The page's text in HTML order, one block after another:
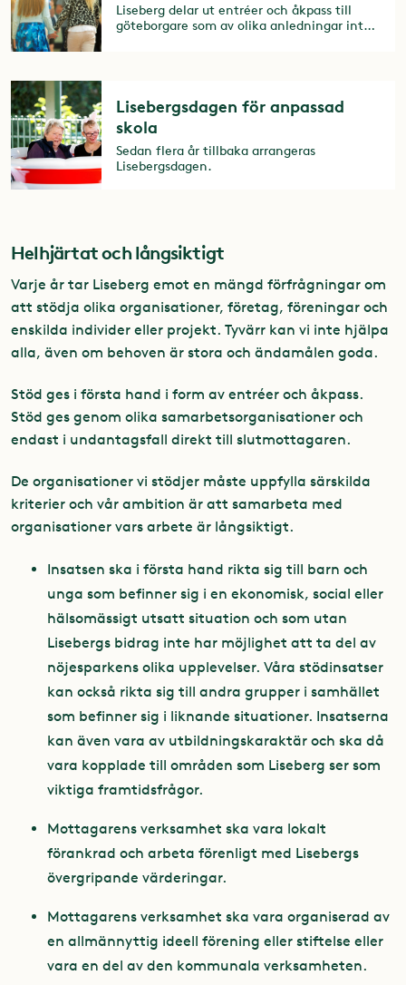
Liseberg delar ut entréer och åkpass till
göteborgare som av olika anledningar inte
Lisebergsdagen för anpassad
skola
Sedan flera år tillbaka arrangeras
Lisebergsdagen.
Helhjärtat och långsiktigt
Varje år tar Liseberg emot en mängd förfrågningar om
att stödja olika organisationer, företag, föreningar och
enskilda individer eller projekt. Tyvärr kan vi inte hjälpa
alla, även om behoven är stora och ändamålen goda.
Stöd ges i första hand i form av entréer och åkpass.
Stöd ges genom olika samarbetsorganisationer och
endast i undantagsfall direkt till slutmottagaren.
De organisationer vi stödjer måste uppfylla särskilda
kriterier och vår ambition är att samarbeta med
organisationer vars arbete är långsiktigt.
Insatsen ska i första hand rikta sig till barn och
unga som befinner sig i en ekonomisk, social eller
hälsomässigt utsatt situation och som utan
Lisebergs bidrag inte har möjlighet att ta del av
nöjesparkens olika upplevelser. Våra stödinsatser
kan också rikta sig till andra grupper i samhället
som befinner sig i liknande situationer. Insatserna
kan även vara av utbildningskaraktär och ska då
vara kopplade till områden som Liseberg ser som
viktiga framtidsfrågor.
Mottagarens verksamhet ska vara lokalt
förankrad och arbeta förenligt med Lisebergs
övergripande värderingar.
Mottagarens verksamhet ska vara organiserad av
en allmännyttig ideell förening eller stiftelse eller
vara en del av den kommunala verksamheten.